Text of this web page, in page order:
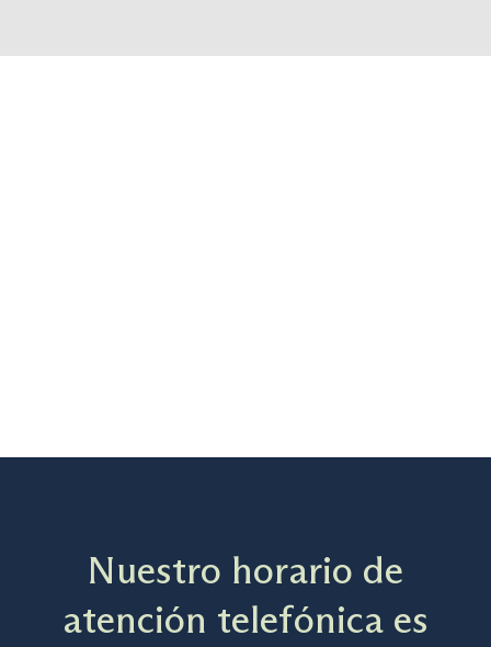
Nuestro horario de
atención telefónica es